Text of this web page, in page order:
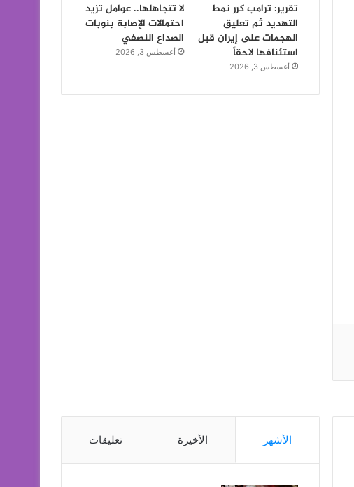
تقرير: ترامب كرر نمط
التهديد ثم تعليق
الهجمات على إيران قبل
استئنافها لاحقاً
أغسطس 3, 2026
لا تتجاهلها.. عوامل تزيد
احتمالات الإصابة بنوبات
الصداع النصفي
أغسطس 3, 2026